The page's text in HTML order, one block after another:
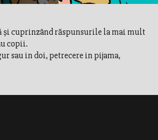
și cuprinzând răspunsurile la mai mult
copii.
sau in doi, petrecere in pijama,